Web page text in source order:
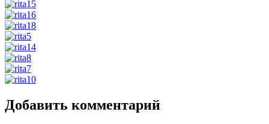
Добавить комментарий